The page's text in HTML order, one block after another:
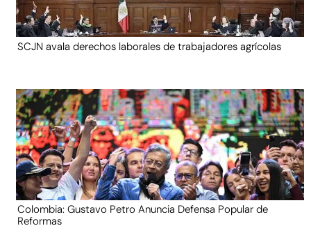
SCJN avala derechos laborales de trabajadores agrícolas
Colombia: Gustavo Petro Anuncia Defensa Popular de
Reformas